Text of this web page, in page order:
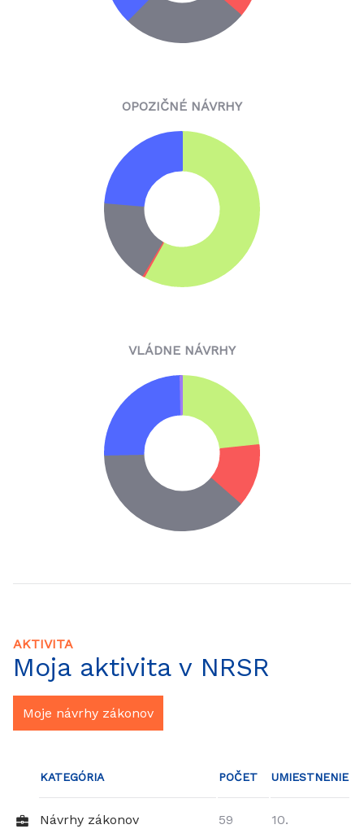
OPOZIČNÉ NÁVRHY
VLÁDNE NÁVRHY
AKTIVITA
Moja aktivita v NRSR
Moje návrhy zákonov
KATEGÓRIA POČET UMIESTNENIE
Návrhy zákonov 59 10.